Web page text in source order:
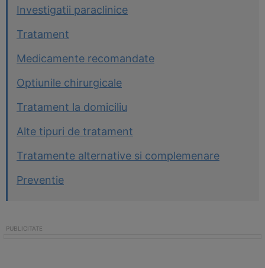
Investigatii paraclinice
Tratament
Medicamente recomandate
Optiunile chirurgicale
Tratament la domiciliu
Alte tipuri de tratament
Tratamente alternative si complemenare
Preventie